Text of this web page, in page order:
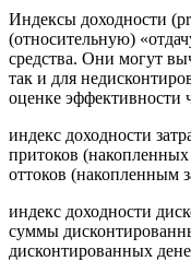
Индексы доходности
(относительную)
средства. Они могут
так и для
оценке эффективности
индекс доходности
притоков
оттоков (накопленным
индекс доходности
суммы
дисконтированных